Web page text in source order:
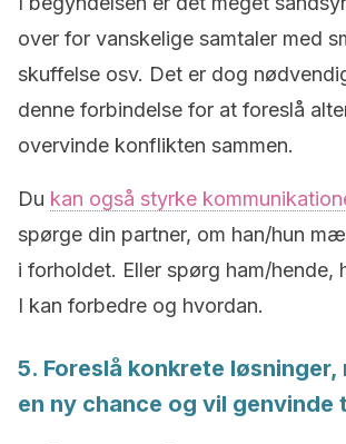
over for vanskelige samtaler med
skuffelse osv. Det er dog
denne forbindelse for at foreslå
overvinde konflikten sammen.
Du kan også styrke
spørge din partner, om han/hun
i forholdet. Eller spørg ham/hende,
I kan forbedre og hvordan.
5. Foreslå konkrete løsninger,
en ny chance og vil genvinde